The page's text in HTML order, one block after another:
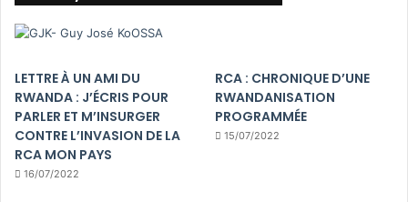
LETTRE À UN AMI DU
RWANDA : J’ÉCRIS POUR
PARLER ET M’INSURGER
CONTRE L’INVASION DE LA
RCA MON PAYS
16/07/2022
RCA : CHRONIQUE D’UNE
RWANDANISATION
PROGRAMMÉE
15/07/2022